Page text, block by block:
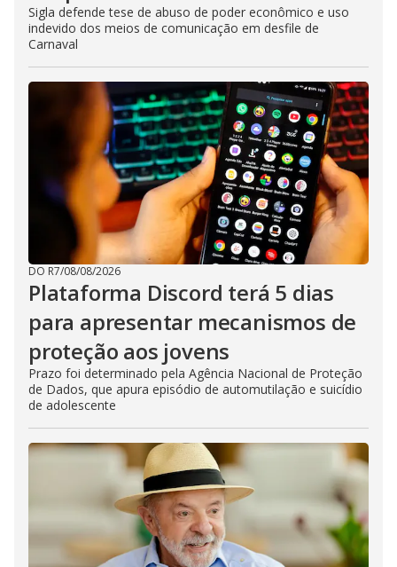
Sigla defende tese de abuso de poder econômico e uso
indevido dos meios de comunicação em desfile de
Carnaval
DO R7/08/08/2026
Plataforma Discord terá 5 dias
para apresentar mecanismos de
proteção aos jovens
Prazo foi determinado pela Agência Nacional de Proteção
de Dados, que apura episódio de automutilação e suicídio
de adolescente